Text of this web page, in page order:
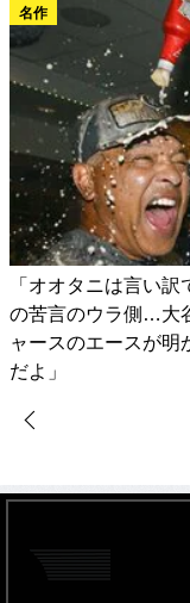
名作
「オオタニは言い
の苦言のウラ側…大
ャースのエースが明
だよ」